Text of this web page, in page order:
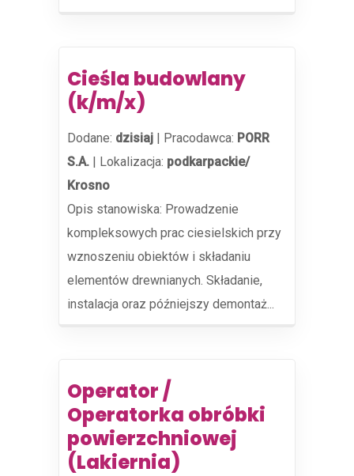
Cieśla budowlany
(k/m/x)
Dodane: dzisiaj | Pracodawca: PORR
S.A. | Lokalizacja: podkarpackie/
Krosno
Opis stanowiska: Prowadzenie
kompleksowych prac ciesielskich przy
wznoszeniu obiektów i składaniu
elementów drewnianych. Składanie,
instalacja oraz późniejszy demontaż...
Operator /
Operatorka obróbki
powierzchniowej
(Lakiernia)